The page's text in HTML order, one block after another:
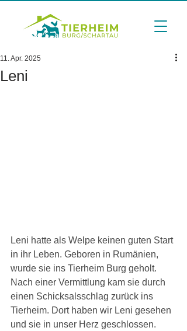
Leni
11. Apr. 2025
Leni hatte als Welpe keinen guten Start
in ihr Leben. Geboren in Rumänien,
wurde sie ins Tierheim Burg geholt.
Nach einer Vermittlung kam sie durch
einen Schicksalsschlag zurück ins
Tierheim. Dort haben wir Leni gesehen
und sie in unser Herz geschlossen.